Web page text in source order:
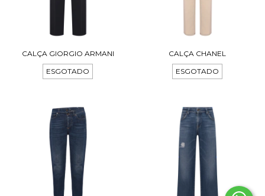
CALÇA GIORGIO ARMANI
ESGOTADO
CALÇA CHANEL
ESGOTADO